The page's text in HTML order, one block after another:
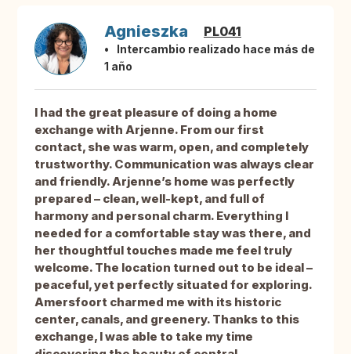
Agnieszka PL041
Intercambio realizado hace más de
1 año
I had the great pleasure of doing a home
exchange with Arjenne. From our first
contact, she was warm, open, and completely
trustworthy. Communication was always clear
and friendly. Arjenne’s home was perfectly
prepared – clean, well-kept, and full of
harmony and personal charm. Everything I
needed for a comfortable stay was there, and
her thoughtful touches made me feel truly
welcome. The location turned out to be ideal –
peaceful, yet perfectly situated for exploring.
Amersfoort charmed me with its historic
center, canals, and greenery. Thanks to this
exchange, I was able to take my time